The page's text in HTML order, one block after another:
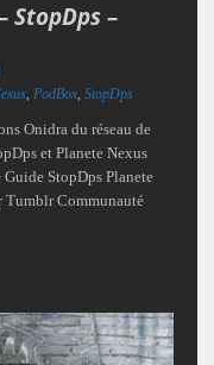
StopDps –
, PodBox, StopDps
Onidra du réseau de
et Planete Nexus
StopDps Planete
Tumblr Communauté